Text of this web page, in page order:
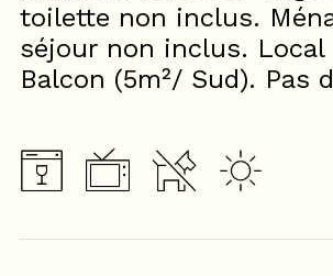
toilette non inclus.
séjour non inclus. Local
Balcon (5m²/ Sud). Pas